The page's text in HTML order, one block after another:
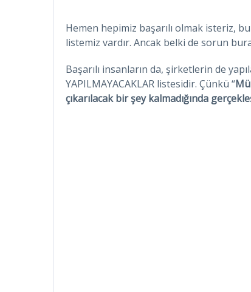
Hemen hepimiz başarılı olmak isteriz,
listemiz vardır. Ancak belki de sorun
Başarılı insanların da, şirketlerin de
YAPILMAYACAKLAR listesidir. Çünkü “
çıkarılacak bir şey kalmadığında